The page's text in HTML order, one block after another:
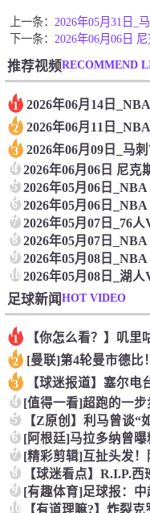
上一条： 2026年05月31日_
下一条： 2026年06月06日
推荐视频RECOMMEND
1 2026年06月14日
2 2026年06月11日
3 2026年06月09日_马
4 2026年06月06日 尼
5 2026年05月06日
6 2026年05月06日
7 2026年05月07日_76
8 2026年05月07日
9 2026年05月08日
102026年05月08日_湖
足球新闻HOT VIDEO
1
2
3
4
5
6
7
8 【球迷看点】R.I.P.
9
10 【有道理嘛?】炸裂